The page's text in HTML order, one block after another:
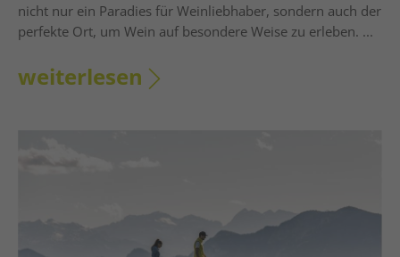
nicht nur ein Paradies für Weinliebhaber, sondern auch der
perfekte Ort, um Wein auf besondere Weise zu erleben. ...
weiterlesen